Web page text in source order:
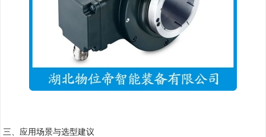
三、应用场景与选型建议